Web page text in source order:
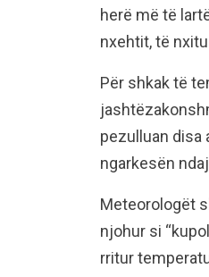
herë më të
nxehtit, të
Për shkak të
pezulluan
ngarkesën
Meteorologët
njohur si
rritur